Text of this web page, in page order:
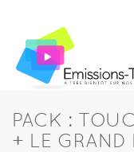
PACK :
+ LE GRAND